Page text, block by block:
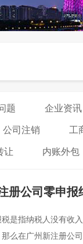
题 企业资讯
公司注销 工
让 内账外包
册公司零申报
税是指纳税人没有收
那么在广州新注册公